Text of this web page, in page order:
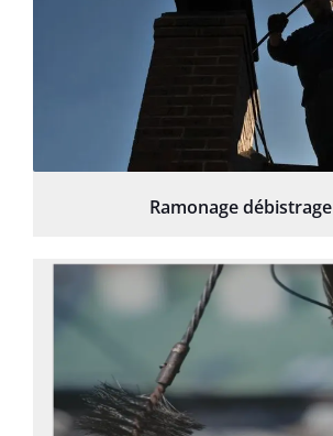
Ramonage débistrage